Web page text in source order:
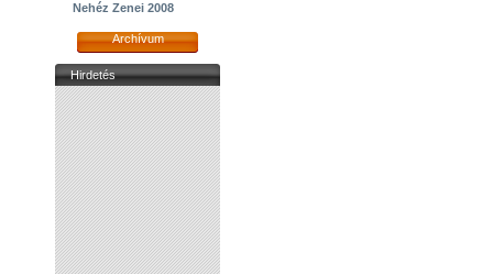
Nehéz Zenei 2008
Archívum
Hirdetés